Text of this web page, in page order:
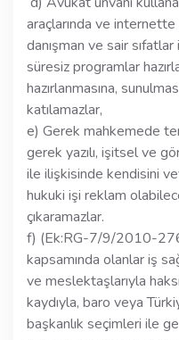
araçlarında ve
danışman ve sair
süresiz programlar
hazırlanmasına,
katılamazlar,
e) Gerek mahkemede
gerek yazılı, işitsel ve
ile ilişkisinde kendisini
hukuki işi reklam
çıkaramazlar.
f) (Ek:RG-7/9/2010-
kapsamında olanlar iş
ve meslektaşlarıyla
kaydıyla, baro veya
başkanlık seçimleri ile